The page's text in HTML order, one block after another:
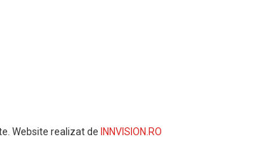
Website realizat de INNVISION.RO